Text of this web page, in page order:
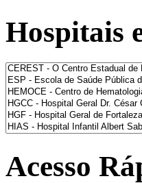
Hospitais
Acesso